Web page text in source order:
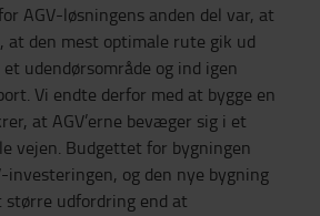
AGV-løsningens anden del var, at
den mest optimale rute gik ud
udendørsområde og ind igen
Vi endte derfor med at bygge en
at AGV’erne bevæger sig i et
vejen. Budgettet for bygningen
investeringen, og den nye bygning
udfordring end at